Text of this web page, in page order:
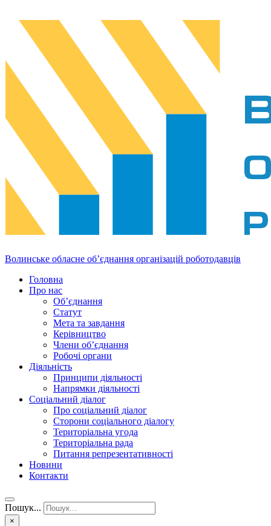
Волинське обласне об’єднання організацій роботодавців
Головна
Про нас
Об’єднання
Статут
Мета та завдання
Керівництво
Члени об’єднання
Робочі органи
Діяльність
Принципи діяльності
Напрямки діяльності
Соціальний діалог
Про соціальний діалог
Сторони соціального діалогу
Територіальна угода
Територіальна рада
Питання репрезентативності
Новини
Контакти
Пошук...
×